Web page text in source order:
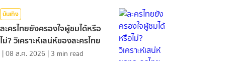
บันเทิง
ละครไทยยังครองใจผู้ชมได้หรือ
ไม่? วิเคราะห์เสน่ห์ของละครไทย
|08 ส.ค. 2026 | 3 min read